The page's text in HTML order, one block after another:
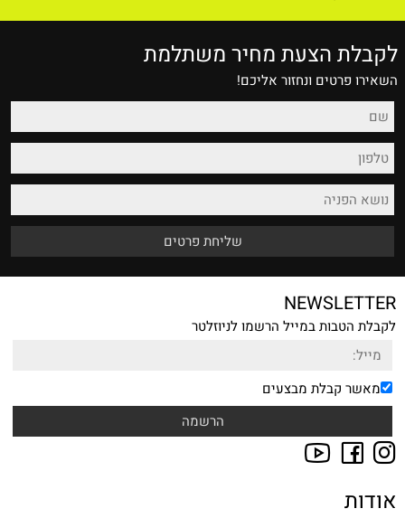
לקבלת הצעת מחיר משתלמת
השאירו פרטים ונחזור אליכם!
NEWSLETTER
לקבלת הטבות במייל הרשמו לניוזלטר
מאשר קבלת מבצעים
אודות